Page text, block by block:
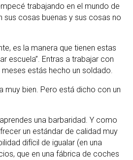
trabajando en el mundo de
sus cosas buenas y sus cosas no
es la manera que tienen estas
escuela”. Entras a trabajar con
meses estás hecho un soldado.
muy bien. Pero está dicho con un
una barbaridad. Y como
un estándar de calidad muy
difícil de igualar (en una
que en una fábrica de coches